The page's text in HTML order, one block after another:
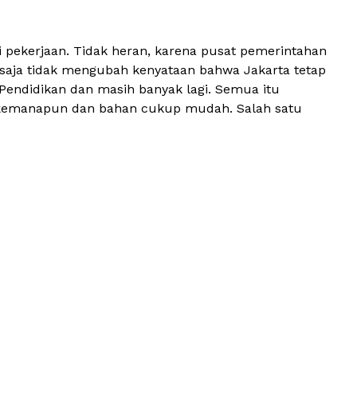
Tidak heran, karena pusat pemerintahan
tidak mengubah kenyataan bahwa Jakarta tetap
dan masih banyak lagi. Semua itu
dan bahan cukup mudah. Salah satu